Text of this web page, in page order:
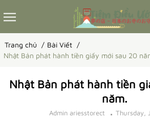
Trang chủ
Bài Viết
Nhật Bản phát hành tiền giấy mới sau 20
Nhật Bản phát hành tiền
năm.
Admin ariesstorect Thursday,